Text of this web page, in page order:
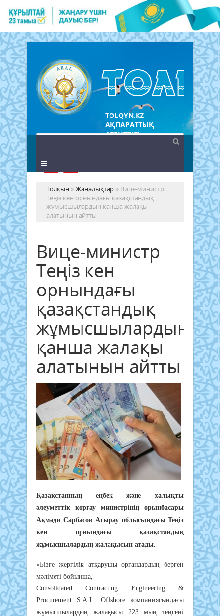
TOLQYN.KZ
АҚПАРАТТЫҚ
АГЕНТТІГІ
Толқын »Жаңалықтар » Вице-министр
Теңіз кен орнындағы қазақстандық
жұмысшылардың қанша жалақы
алатынын айтты
Вице-министр
Теңіз кен
орнындағы
қазақстандық
жұмысшылардың
қанша жалақы
алатынын айтты
Қазақстанның еңбек және халықты
әлеуметтік қорғау министрінің орынбасары
Ақмәди Сарбасов Атырау облысындағы Теңіз
кен орнындағы қазақстандық
жұмысшылардың жалақысын атады.
«Бізге жергілік атқарушы органдардың берген
мәліметі бойынша,
Consolidated Contracting Engineering &
Procurement S.A.L. Offshore компаниясындағы
жұмысшылардың жалақысы 223 мың теңгені